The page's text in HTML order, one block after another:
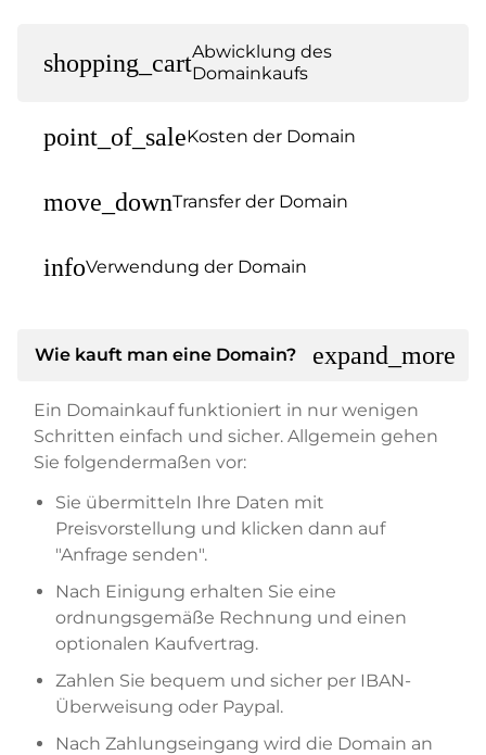
shopping_cartAbwicklung des
Domainkaufs
point_of_saleKosten der Domain
move_downTransfer der Domain
infoVerwendung der Domain
Wie kauft man eine Domain? expand_more
Ein Domainkauf funktioniert in nur wenigen
Schritten einfach und sicher. Allgemein gehen
Sie folgendermaßen vor:
Sie übermitteln Ihre Daten mit
Preisvorstellung und klicken dann auf
"Anfrage senden".
Nach Einigung erhalten Sie eine
ordnungsgemäße Rechnung und einen
optionalen Kaufvertrag.
Zahlen Sie bequem und sicher per IBAN-
Überweisung oder Paypal.
Nach Zahlungseingang wird die Domain an